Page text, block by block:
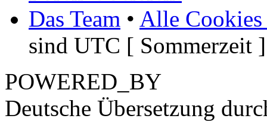
Das Team • Alle Cookies
sind UTC [ Sommerzeit ]
POWERED_BY
Deutsche Übersetzung